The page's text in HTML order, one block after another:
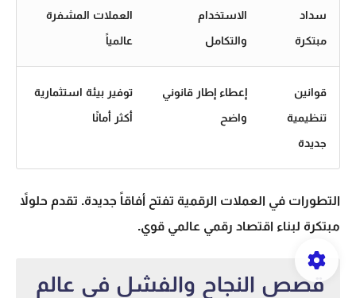
سداد
مبتكرة
الاستخدام
والتكامل
العملات المشفرة
عالمياً
قوانين
تنظيمية
جديدة
إعطاء إطار قانوني
واضح
توفير بيئة استثمارية
أكثر أمانًا
التطورات في العملات الرقمية تفتح أفاقاً جديدة. تقدم حلولاً
مبتكرة لبناء اقتصاد رقمي عالمي قوي.
قصص النجاح والفشل في عالم